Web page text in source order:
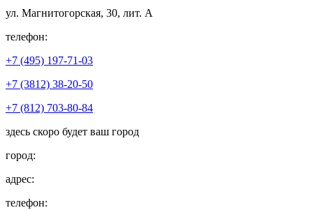
ул. Магнитогорская, 30, лит. А
телефон:
+7 (495) 197-71-03
+7 (3812) 38-20-50
+7 (812) 703-80-84
здесь скоро будет ваш город
город:
адрес:
телефон: